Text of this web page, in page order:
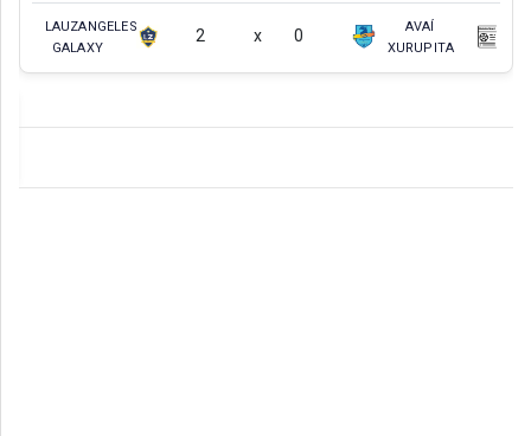
LAUZANGELES
GALAXY
2 x 0
AVAÍ
XURUPITA